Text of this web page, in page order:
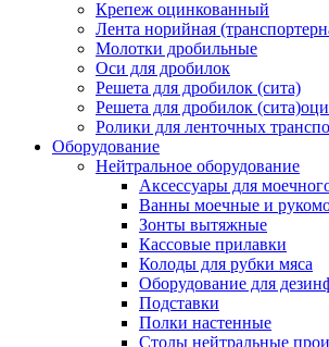
Крепеж оцинкованный
Лента норийная
Молотки дробильные
Оси для дробилок
Решета для дробилок (сита)
Решета для дробилок
Ролики для ленточных
Оборудование
Нейтральное оборудование
Аксессуары для
Ванны моечные и
Зонты вытяжные
Кассовые прилавки
Колоды для рубки мяса
Оборудование для
Подставки
Полки настенные
Столы нейтральные